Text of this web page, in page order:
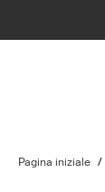
Pagina iniziale /